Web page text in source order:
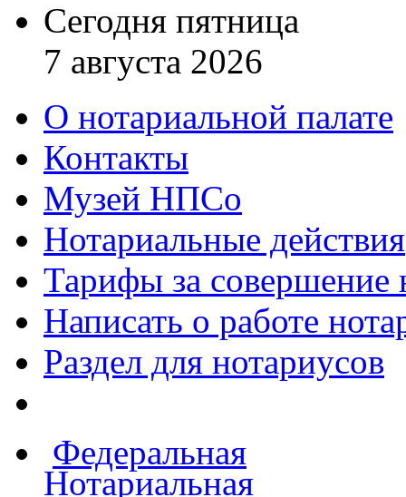
Сегодня пятница
7 августа 2026
О нотариальной палате
Контакты
Музей НПСо
Нотариальные действия
Тарифы за совершение
Написать о работе
Раздел для нотариусов
Федеральная
Нотариальная